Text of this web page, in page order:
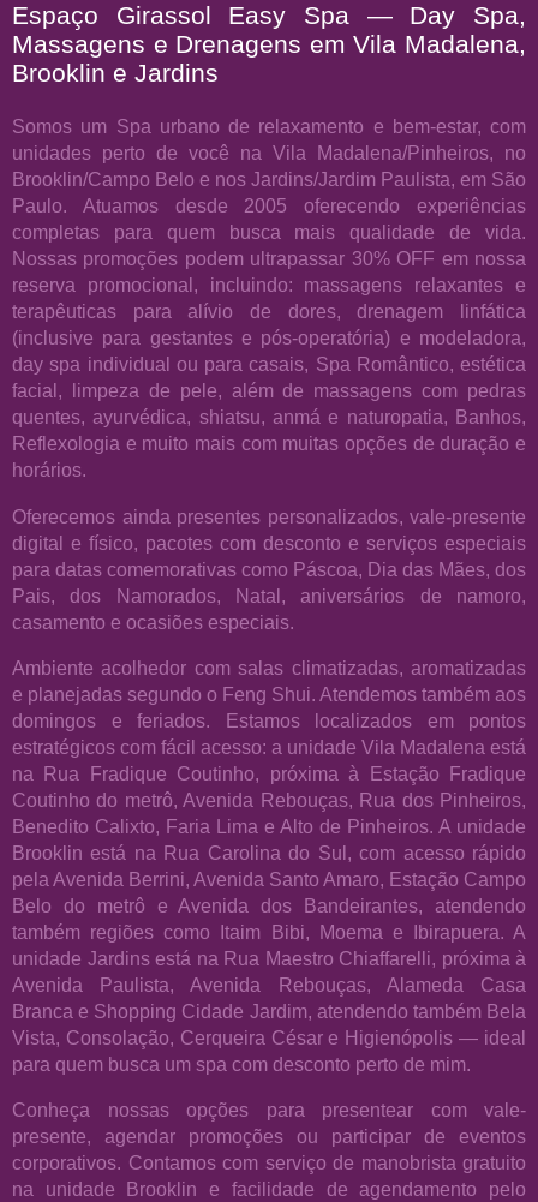
Espaço Girassol Easy Spa — Day Spa,
Massagens e Drenagens em Vila Madalena,
Brooklin e Jardins
Somos um Spa urbano de relaxamento e bem-estar, com
unidades perto de você na Vila Madalena/Pinheiros, no
Brooklin/Campo Belo e nos Jardins/Jardim Paulista, em São
Paulo. Atuamos desde 2005 oferecendo experiências
completas para quem busca mais qualidade de vida.
Nossas promoções podem ultrapassar 30% OFF em nossa
reserva promocional, incluindo: massagens relaxantes e
terapêuticas para alívio de dores, drenagem linfática
(inclusive para gestantes e pós-operatória) e modeladora,
day spa individual ou para casais, Spa Romântico, estética
facial, limpeza de pele, além de massagens com pedras
quentes, ayurvédica, shiatsu, anmá e naturopatia, Banhos,
Reflexologia e muito mais com muitas opções de duração e
horários.
Oferecemos ainda presentes personalizados, vale-presente
digital e físico, pacotes com desconto e serviços especiais
para datas comemorativas como Páscoa, Dia das Mães, dos
Pais, dos Namorados, Natal, aniversários de namoro,
casamento e ocasiões especiais.
Ambiente acolhedor com salas climatizadas, aromatizadas
e planejadas segundo o Feng Shui. Atendemos também aos
domingos e feriados. Estamos localizados em pontos
estratégicos com fácil acesso: a unidade Vila Madalena está
na Rua Fradique Coutinho, próxima à Estação Fradique
Coutinho do metrô, Avenida Rebouças, Rua dos Pinheiros,
Benedito Calixto, Faria Lima e Alto de Pinheiros. A unidade
Brooklin está na Rua Carolina do Sul, com acesso rápido
pela Avenida Berrini, Avenida Santo Amaro, Estação Campo
Belo do metrô e Avenida dos Bandeirantes, atendendo
também regiões como Itaim Bibi, Moema e Ibirapuera. A
unidade Jardins está na Rua Maestro Chiaffarelli, próxima à
Avenida Paulista, Avenida Rebouças, Alameda Casa
Branca e Shopping Cidade Jardim, atendendo também Bela
Vista, Consolação, Cerqueira César e Higienópolis — ideal
para quem busca um spa com desconto perto de mim.
Conheça nossas opções para presentear com vale-
presente, agendar promoções ou participar de eventos
corporativos. Contamos com serviço de manobrista gratuito
na unidade Brooklin e facilidade de agendamento pelo